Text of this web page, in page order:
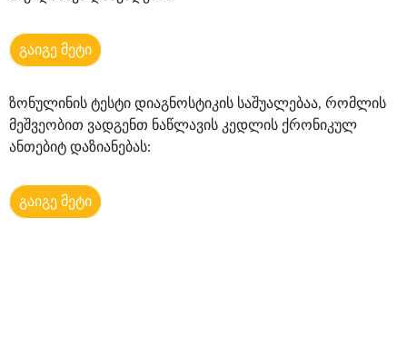
გაიგე მეტი
ზონულინის ტესტი დიაგნოსტიკის საშუალებაა, რომლის
მეშვეობით ვადგენთ ნაწლავის კედლის ქრონიკულ
ანთებიტ დაზიანებას:
გაიგე მეტი